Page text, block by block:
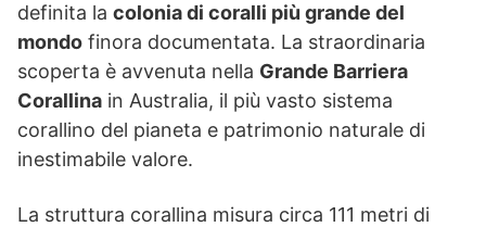
definita la colonia di coralli più grande del
mondo finora documentata. La straordinaria
scoperta è avvenuta nella Grande Barriera
Corallina in Australia, il più vasto sistema
corallino del pianeta e patrimonio naturale di
inestimabile valore.
La struttura corallina misura circa 111 metri di